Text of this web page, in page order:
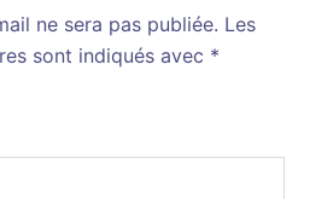
ne sera pas publiée. Les
sont indiqués avec *